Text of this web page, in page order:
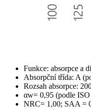
Funkce: absorpce a
Absorpční třída: A
Rozsah absorpce:
αw= 0,95 (podle
NRC= 1,00; SAA =